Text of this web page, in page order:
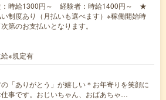
：時給1300円～ 経験者：時給1400円～ ★
制度あり（月払いも選べます）※稼働開始時
第のお支払いとなります。
※規定有
「ありがとう」が嬉しい＊お年寄りを笑顔に
事です。おじいちゃん、おばあちゃ…